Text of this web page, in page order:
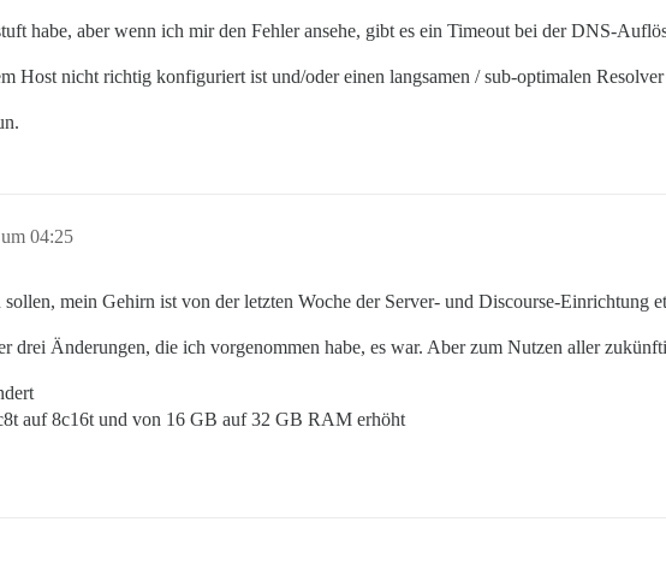
habe, aber wenn ich mir den Fehler ansehe, gibt es ein Timeout bei der DNS-
Host nicht richtig konfiguriert ist und/oder einen langsamen / sub-optimalen
04:25
mein Gehirn ist von der letzten Woche der Server- und Discourse-Einrichtung
drei Änderungen, die ich vorgenommen habe, es war. Aber zum Nutzen aller
auf 8c16t und von 16 GB auf 32 GB RAM erhöht